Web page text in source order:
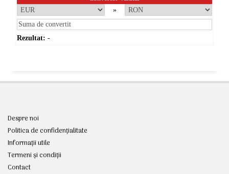
»
Rezultat: -
Despre noi
Politica de confidențialitate
Informații utile
Termeni și condiții
Contact